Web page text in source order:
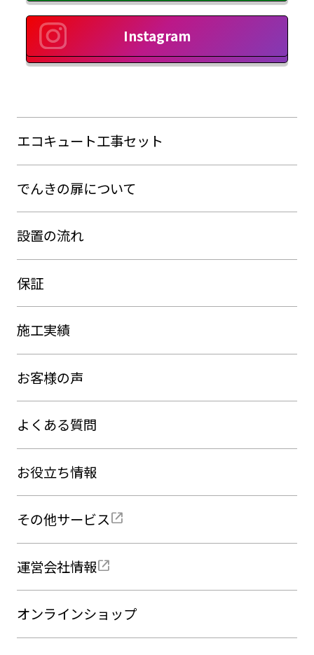
Instagram
エコキュート工事セット
でんきの扉について
設置の流れ
保証
施工実績
お客様の声
よくある質問
お役立ち情報
その他サービス
運営会社情報
オンラインショップ